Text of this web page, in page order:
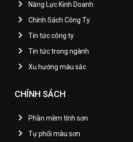
Năng Lực Kinh Doanh
Chính Sách Công Ty
Tin tức công ty
Tin tức trong ngành
Xu hướng màu sắc
CHÍNH SÁCH
Phần mềm tính sơn
Tự phối màu sơn